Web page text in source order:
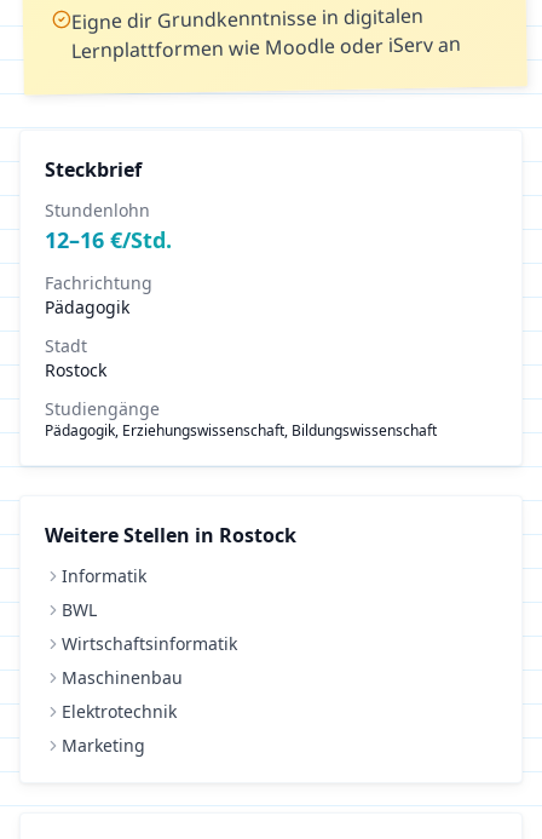
Eigne dir Grundkenntnisse in digitalen
Lernplattformen wie Moodle oder iServ an
Steckbrief
Stundenlohn
12–16 €/Std.
Fachrichtung
Pädagogik
Stadt
Rostock
Studiengänge
Pädagogik, Erziehungswissenschaft, Bildungswissenschaft
Weitere Stellen in Rostock
Informatik
BWL
Wirtschaftsinformatik
Maschinenbau
Elektrotechnik
Marketing